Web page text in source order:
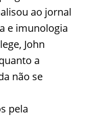
ao jornal
e imunologia
John
a
não se
pela